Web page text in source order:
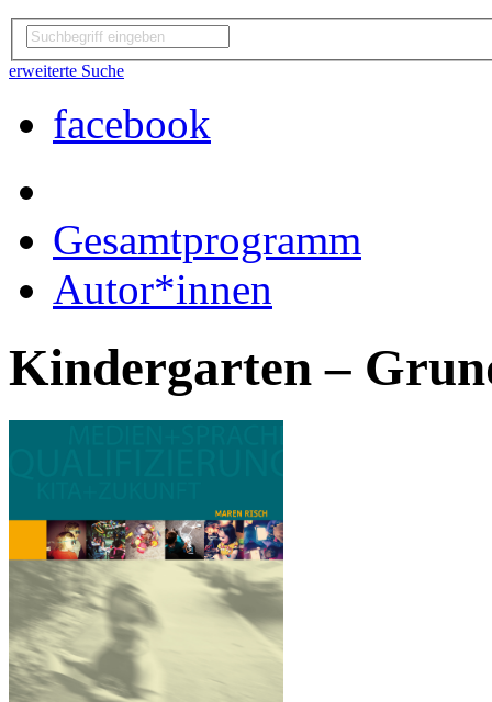
erweiterte Suche
facebook
Gesamtprogramm
Autor*innen
Kindergarten –